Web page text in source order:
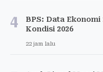
4
BPS: Data Ekonomi
Kondisi 2026
22 jam lalu